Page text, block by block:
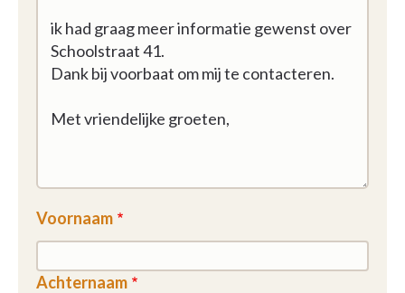
Voornaam
Achternaam